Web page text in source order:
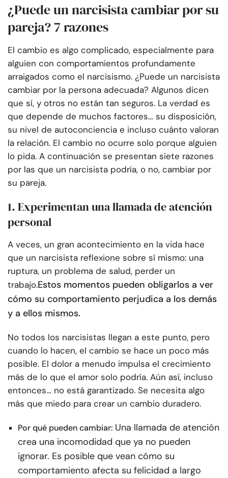
¿Puede un narcisista cambiar por su
pareja? 7 razones
El cambio es algo complicado, especialmente para
alguien con comportamientos profundamente
arraigados como el narcisismo. ¿Puede un narcisista
cambiar por la persona adecuada? Algunos dicen
que sí, y otros no están tan seguros. La verdad es
que depende de muchos factores… su disposición,
su nivel de autoconciencia e incluso cuánto valoran
la relación. El cambio no ocurre solo porque alguien
lo pida. A continuación se presentan siete razones
por las que un narcisista podría, o no, cambiar por
su pareja.
1. Experimentan una llamada de atención
personal
A veces, un gran acontecimiento en la vida hace
que un narcisista reflexione sobre sí mismo: una
ruptura, un problema de salud, perder un
trabajo.Estos momentos pueden obligarlos a ver
cómo su comportamiento perjudica a los demás
y a ellos mismos.
No todos los narcisistas llegan a este punto, pero
cuando lo hacen, el cambio se hace un poco más
posible. El dolor a menudo impulsa el crecimiento
más de lo que el amor solo podría. Aún así, incluso
entonces… no está garantizado. Se necesita algo
más que miedo para crear un cambio duradero.
Por qué pueden cambiar: Una llamada de atención
crea una incomodidad que ya no pueden
ignorar. Es posible que vean cómo su
comportamiento afecta su felicidad a largo